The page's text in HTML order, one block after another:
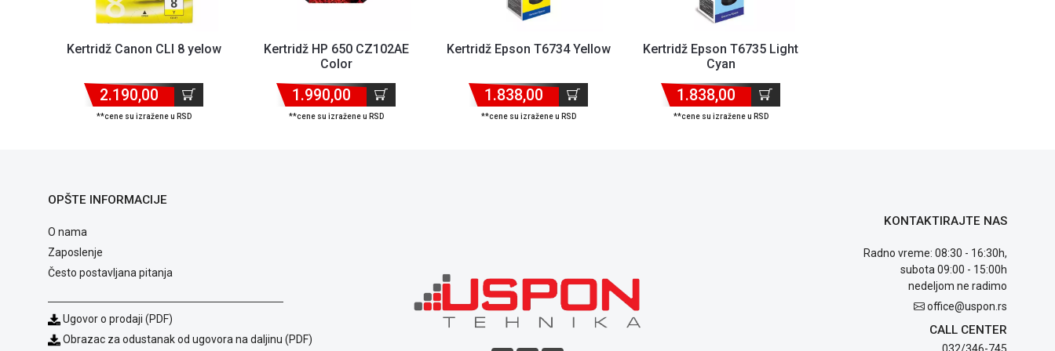
Kertridž Canon CLI 8 yelow
2.190,00
**cene su izražene u RSD
Kertridž HP 650 CZ102AE
Color
1.990,00
**cene su izražene u RSD
Kertridž Epson T6734 Yellow
1.838,00
**cene su izražene u RSD
Kertridž Epson T6735 Light
Cyan
1.838,00
**cene su izražene u RSD
OPŠTE INFORMACIJE
O nama
Zaposlenje
Često postavljana pitanja
Ugovor o prodaji (PDF)
Obrazac za odustanak od ugovora na daljinu (PDF)
KONTAKTIRAJTE NAS
Radno vreme: 08:30 - 16:30h,
subota 09:00 - 15:00h
nedeljom ne radimo
office@uspon.rs
CALL CENTER